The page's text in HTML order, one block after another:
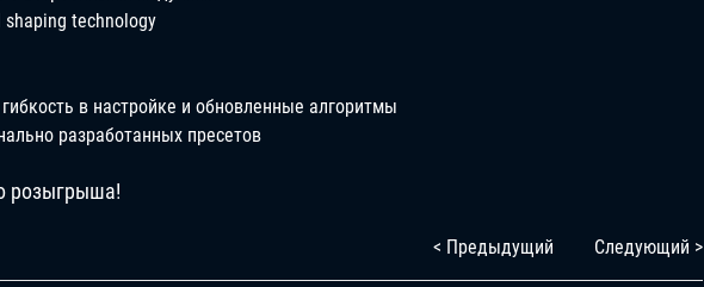
technology
в настройке и обновленные алгоритмы
разработанных пресетов
розыгрыша!
< Предыдущий Следующий >